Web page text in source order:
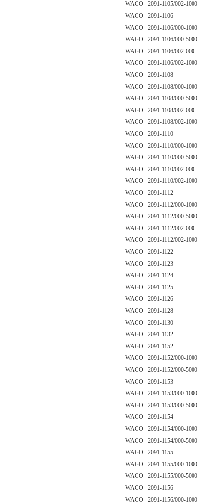
WAGO 2091-1105/002-1000
WAGO 2091-1106
WAGO 2091-1106/000-1000
WAGO 2091-1106/000-5000
WAGO 2091-1106/002-000
WAGO 2091-1106/002-1000
WAGO 2091-1108
WAGO 2091-1108/000-1000
WAGO 2091-1108/000-5000
WAGO 2091-1108/002-000
WAGO 2091-1108/002-1000
WAGO 2091-1110
WAGO 2091-1110/000-1000
WAGO 2091-1110/000-5000
WAGO 2091-1110/002-000
WAGO 2091-1110/002-1000
WAGO 2091-1112
WAGO 2091-1112/000-1000
WAGO 2091-1112/000-5000
WAGO 2091-1112/002-000
WAGO 2091-1112/002-1000
WAGO 2091-1122
WAGO 2091-1123
WAGO 2091-1124
WAGO 2091-1125
WAGO 2091-1126
WAGO 2091-1128
WAGO 2091-1130
WAGO 2091-1132
WAGO 2091-1152
WAGO 2091-1152/000-1000
WAGO 2091-1152/000-5000
WAGO 2091-1153
WAGO 2091-1153/000-1000
WAGO 2091-1153/000-5000
WAGO 2091-1154
WAGO 2091-1154/000-1000
WAGO 2091-1154/000-5000
WAGO 2091-1155
WAGO 2091-1155/000-1000
WAGO 2091-1155/000-5000
WAGO 2091-1156
WAGO 2091-1156/000-1000